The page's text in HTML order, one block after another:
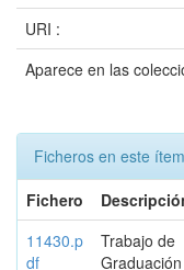
URI :
Aparece en las
Ficheros en este
Fichero
11430.p
df
Trabajo de
Graduación